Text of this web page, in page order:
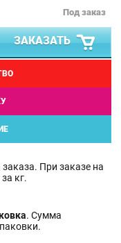
Под заказ
ЗАКАЗАТЬ
При заказе на
за кг.
. Сумма